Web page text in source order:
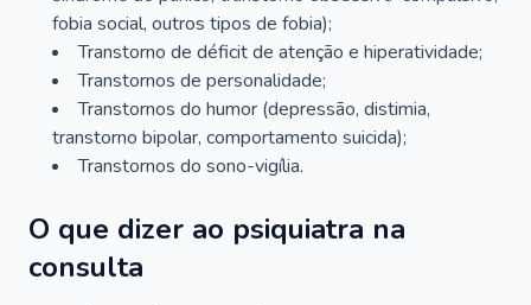
fobia social, outros tipos de fobia);
Transtorno de déficit de atenção e hiperatividade;
Transtornos de personalidade;
Transtornos do humor (depressão, distimia,
transtorno bipolar, comportamento suicida);
Transtornos do sono-vigília.
O que dizer ao psiquiatra na
consulta